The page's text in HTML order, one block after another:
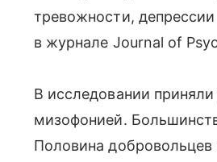
тревожности, депрессии
в журнале Journal of
В исследовании
мизофонией.
Половина добровольцев